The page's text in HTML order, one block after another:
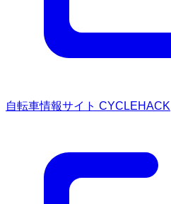
自転車情報サイト CYCLEHACK